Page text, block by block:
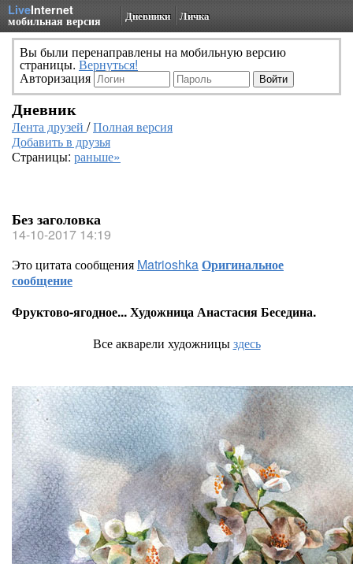
LiveInternet
мобильная версия Дневники Личка
Вы были перенаправлены на мобильную версию
страницы. Вернуться!
Авторизация
Дневник
Лента друзей /Полная версия
Добавить в друзья
Страницы: раньше»
Без заголовка
14-10-2017 14:19
Это цитата сообщения MatrioshkaОригинальное
сообщение
Фруктово-ягодное... Художница Анастасия Беседина.
Все акварели художницыздесь